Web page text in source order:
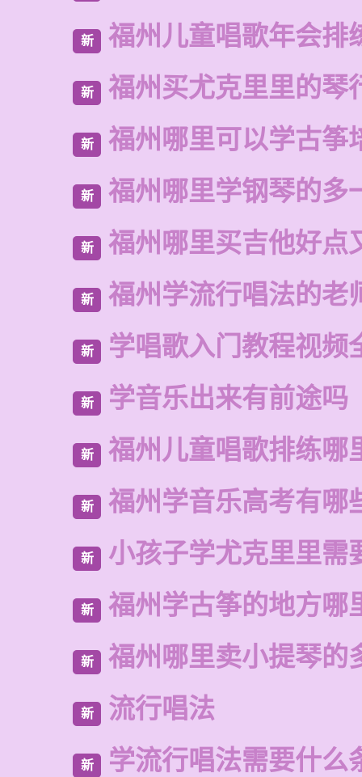
新 福州儿童唱歌年会排
新 福州买尤克里里的琴
新 福州哪里可以学古筝
新 福州哪里学钢琴的多
新 福州哪里买吉他好点
新 福州学流行唱法的老
新 学唱歌入门教程视频
新 学音乐出来有前途吗
新 福州儿童唱歌排练哪
新 福州学音乐高考有哪
新 小孩子学尤克里里需
新 福州学古筝的地方哪
新 福州哪里卖小提琴的
新 流行唱法
新 学流行唱法需要什么